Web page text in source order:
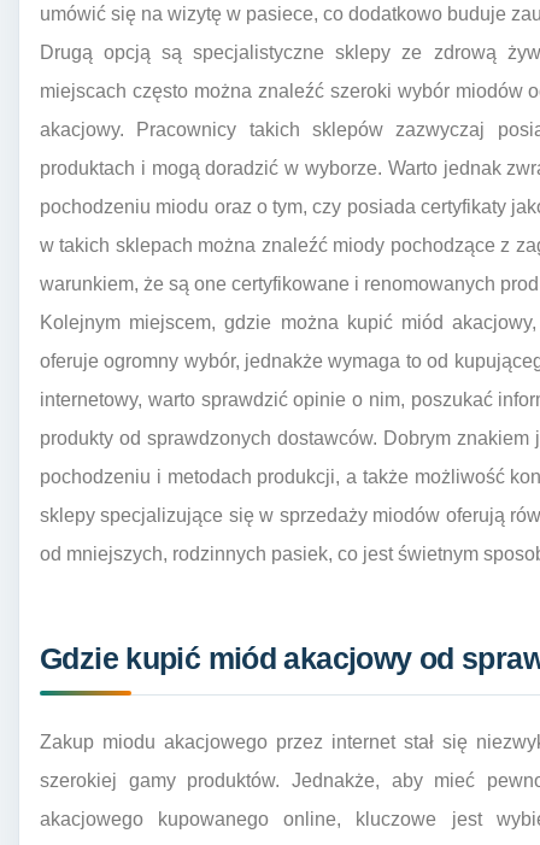
umówić się na wizytę w pasiece, co dodatkowo buduje
Drugą opcją są specjalistyczne sklepy ze zdrową
miejscach często można znaleźć szeroki wybór miodów
akacjowy. Pracownicy takich sklepów zazwyczaj
produktach i mogą doradzić w wyborze. Warto jednak
pochodzeniu miodu oraz o tym, czy posiada certyfikaty
w takich sklepach można znaleźć miody pochodzące z
warunkiem, że są one certyfikowane i renomowanych
Kolejnym miejscem, gdzie można kupić miód
oferuje ogromny wybór, jednakże wymaga to od
internetowy, warto sprawdzić opinie o nim, poszukać
produkty od sprawdzonych dostawców. Dobrym
pochodzeniu i metodach produkcji, a także możliwość
sklepy specjalizujące się w sprzedaży miodów oferują
od mniejszych, rodzinnych pasiek, co jest świetnym
Gdzie kupić miód akacjowy od
Zakup miodu akacjowego przez internet stał się
szerokiej gamy produktów. Jednakże, aby mieć
akacjowego kupowanego online, kluczowe jest